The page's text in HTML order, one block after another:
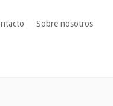
Sobre nosotros